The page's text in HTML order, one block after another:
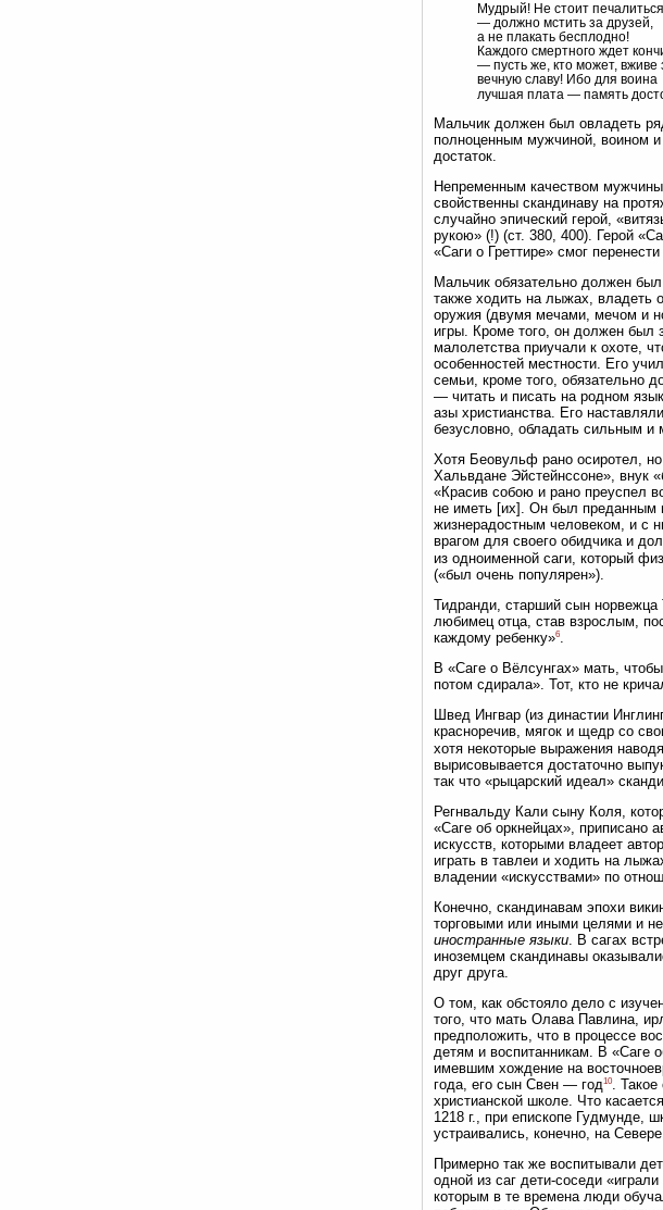
Мудрый! Не стоит
— должно мстить за друзей,
а не плакать бесплодно!
Каждого смертного ждет
— пусть же, кто может, вживе
вечную славу! Ибо для воина
лучшая плата — память
Мальчик должен был овладеть
полноценным мужчиной, воином
достаток.
Непременным качеством
свойственны скандинаву на
случайно эпический герой,
рукою» (!) (ст. 380, 400). Герой
«Саги о Греттире» смог
Мальчик обязательно должен
также ходить на лыжах, владеть
оружия (двумя мечами, мечом и
игры. Кроме того, он должен был
малолетства приучали к охоте,
особенностей местности. Его
семьи, кроме того, обязательно
— читать и писать на родном
азы христианства. Его
безусловно, обладать сильным и
Хотя Беовульф рано осиротел,
Хальвдане Эйстейнссоне», внук
«Красив собою и рано преуспел
не иметь [их]. Он был преданным
жизнерадостным человеком, и с
врагом для своего обидчика и
из одноименной саги, который
(«был очень популярен»).
Тидранди, старший сын
любимец отца, став взрослым,
каждому ребенку»6.
В «Саге о Вёлсунгах» мать,
потом сдирала». Тот, кто не
Швед Ингвар (из династии
красноречив, мягок и щедр со
хотя некоторые выражения
вырисовывается достаточно
так что «рыцарский идеал»
Регнвальду Кали сыну Коля,
«Саге об оркнейцах», приписано
искусств, которыми владеет
играть в тавлеи и ходить на
владении «искусствами» по
Конечно, скандинавам эпохи
торговыми или иными целями и
иностранные языки. В сагах
иноземцем скандинавы
друг друга.
О том, как обстояло дело с
того, что мать Олава Павлина,
предположить, что в процессе
детям и воспитанникам. В «Саге
имевшим хождение на
года, его сын Свен — год10.
христианской школе. Что
1218 г., при епископе Гудмунде,
устраивались, конечно, на
Примерно так же воспитывали
одной из саг дети-соседи
которым в те времена люди